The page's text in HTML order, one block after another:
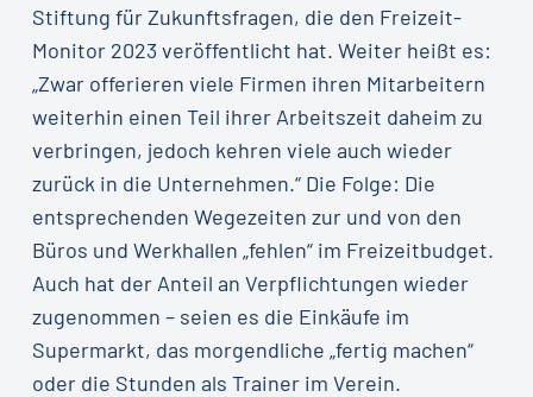
Stiftung für Zukunftsfragen, die den Freizeit-
Monitor 2023 veröffentlicht hat. Weiter heißt es:
„Zwar offerieren viele Firmen ihren Mitarbeitern
weiterhin einen Teil ihrer Arbeitszeit daheim zu
verbringen, jedoch kehren viele auch wieder
zurück in die Unternehmen.“ Die Folge: Die
entsprechenden Wegezeiten zur und von den
Büros und Werkhallen „fehlen“ im Freizeitbudget.
Auch hat der Anteil an Verpflichtungen wieder
zugenommen – seien es die Einkäufe im
Supermarkt, das morgendliche „fertig machen“
oder die Stunden als Trainer im Verein.